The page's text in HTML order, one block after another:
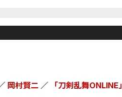
岡村賢二 ／
「刀剣乱舞ONLINE」